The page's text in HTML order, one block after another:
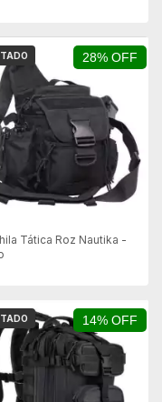
28% OFF
Tática Roz Nautika -
14% OFF